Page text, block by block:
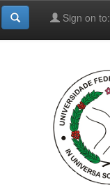
Sign on to: